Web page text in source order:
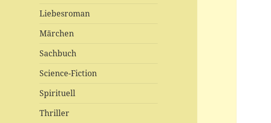
Liebesroman
Märchen
Sachbuch
Science-Fiction
Spirituell
Thriller